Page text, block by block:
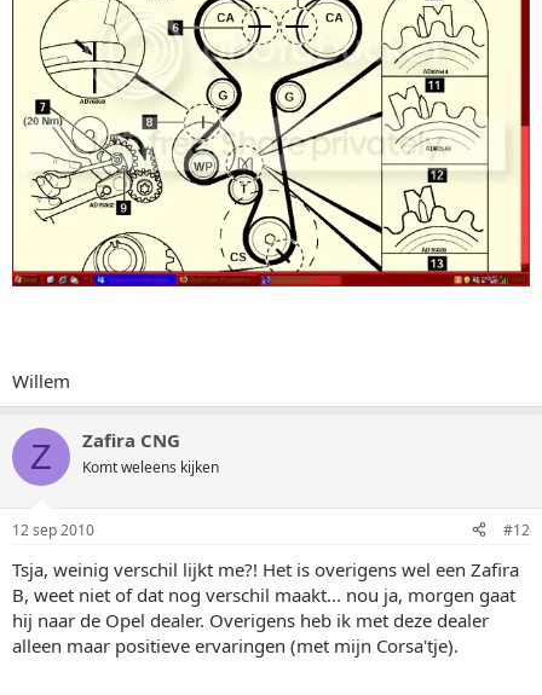
Willem
Z Zafira CNG
Komt weleens kijken
12 sep 2010 #12
Tsja, weinig verschil lijkt me?! Het is overigens wel een Zafira
B, weet niet of dat nog verschil maakt... nou ja, morgen gaat
hij naar de Opel dealer. Overigens heb ik met deze dealer
alleen maar positieve ervaringen (met mijn Corsa'tje).